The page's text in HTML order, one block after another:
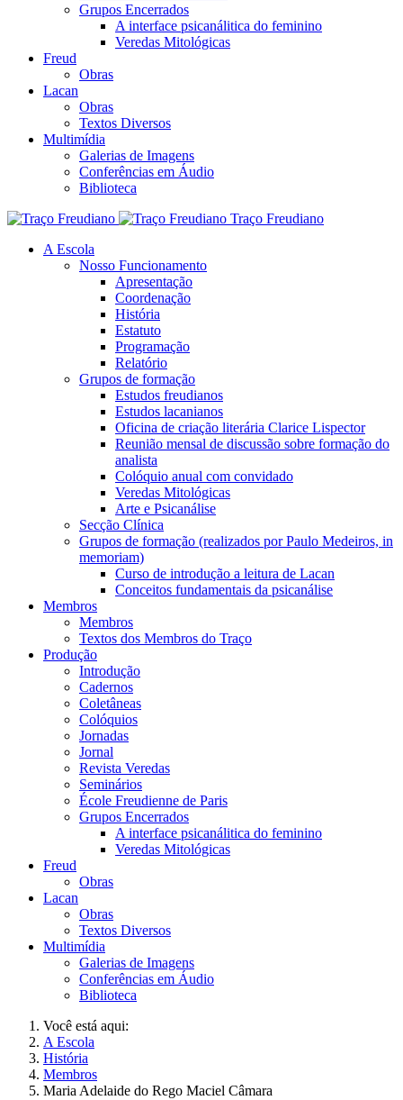
Grupos Encerrados
A interface psicanálitica do feminino
Veredas Mitológicas
Freud
Obras
Lacan
Obras
Textos Diversos
Multimídia
Galerias de Imagens
Conferências em Áudio
Biblioteca
Traço Freudiano
A Escola
Nosso Funcionamento
Apresentação
Coordenação
História
Estatuto
Programação
Relatório
Grupos de formação
Estudos freudianos
Estudos lacanianos
Oficina de criação literária Clarice Lispector
Reunião mensal de discussão sobre formação do
analista
Colóquio anual com convidado
Veredas Mitológicas
Arte e Psicanálise
Secção Clínica
Grupos de formação (realizados por Paulo Medeiros, in
memoriam)
Curso de introdução a leitura de Lacan
Conceitos fundamentais da psicanálise
Membros
Membros
Textos dos Membros do Traço
Produção
Introdução
Cadernos
Coletâneas
Colóquios
Jornadas
Jornal
Revista Veredas
Seminários
École Freudienne de Paris
Grupos Encerrados
A interface psicanálitica do feminino
Veredas Mitológicas
Freud
Obras
Lacan
Obras
Textos Diversos
Multimídia
Galerias de Imagens
Conferências em Áudio
Biblioteca
Você está aqui:
A Escola
História
Membros
Maria Adelaide do Rego Maciel Câmara